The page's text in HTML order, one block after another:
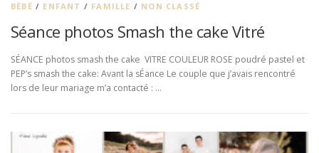
BÉBÉ / ENFANT / FAMILLE / NON CLASSÉ
Séance photos Smash the cake Vitré
SÉANCE photos smash the cake VITRE COULEUR ROSE poudré pastel et
PEP’s smash the cake: Avant la sÉance Le couple que j’avais rencontré
lors de leur mariage m’a contacté : …